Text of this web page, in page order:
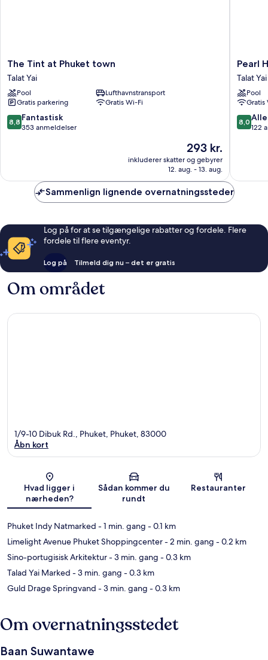
The
Tint
at
Phuket
town
Talat
Yai
The Tint at Phuket town
Talat Yai
Pool
Lufthavnstransport
Gratis parkering
Gratis Wi-Fi
8.8
ud
anmeldelser
8,8 Fantastisk
353 anmeldelser
Prisen
293 kr.
293 kr.
inkluderer skatter og gebyrer
12. aug. - 13. aug.
Pearl
Hotel
Phuket
Talat
Yai
Pearl
Talat Yai
Pool
Gratis
8.0
ud
8,0
122
Sammenlign lignende overnatningssteder
Log på for at se tilgængelige rabatter og fordele. Flere
fordele til flere eventyr.
Log på Tilmeld dig nu – det er gratis
Om området
Kort
1/9-10 Dibuk Rd., Phuket, Phuket, 83000
Åbn kort
Hvad ligger i
nærheden?
Sådan kommer du
rundt
Restauranter
Phuket Indy Natmarked - 1 min. gang - 0.1 km
Limelight Avenue Phuket Shoppingcenter- 2 min. gang - 0.2 km
Sino-portugisisk Arkitektur- 3 min. gang - 0.3 km
Talad Yai Marked - 3 min. gang - 0.3 km
Guld Drage Springvand - 3 min. gang - 0.3 km
Om overnatningsstedet
Baan Suwantawe